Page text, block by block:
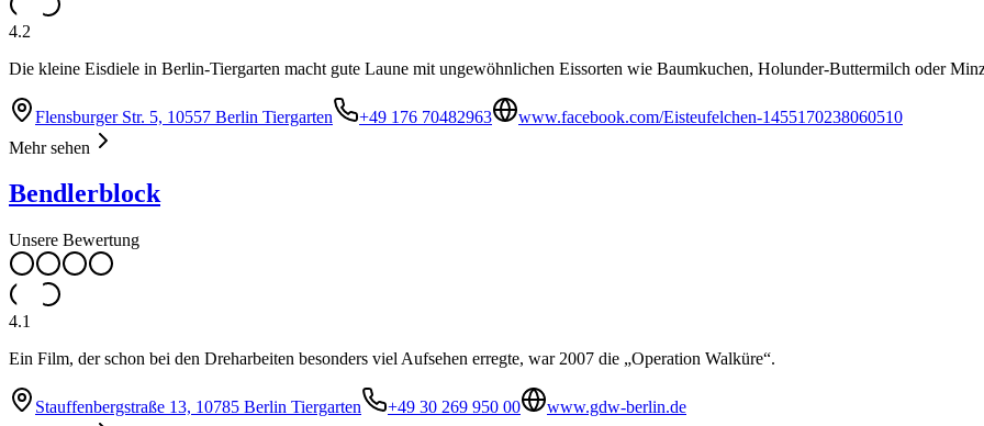
4.2
Die kleine Eisdiele in Berlin-Tiergarten macht gute Laune mit ungewöhnlichen Eissorten wie Baumkuchen, Holunder-Buttermilch oder
Flensburger Str. 5, 10557 Berlin Tiergarten +49 176 70482963
www.facebook.com/Eisteufelchen-1455170238060510
Mehr sehen
Bendlerblock
Unsere Bewertung
4.1
Ein Film, der schon bei den Dreharbeiten besonders viel Aufsehen erregte, war 2007 die „Operation Walküre“.
Stauffenbergstraße 13, 10785 Berlin Tiergarten +49 30 269 950 00
www.gdw-berlin.de